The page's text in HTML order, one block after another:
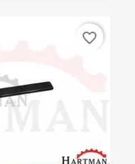
favorite_border